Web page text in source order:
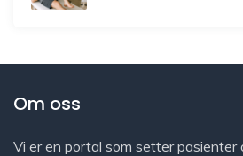
Om oss
Vi er en portal som setter pasienter